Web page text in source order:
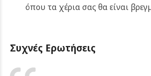
όπου τα χέρια σας θα είναι
Συχνές Ερωτήσεις